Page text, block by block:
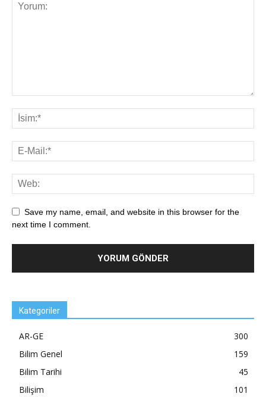
Save my name, email, and website in this browser for the
next time I comment.
Kategoriler
AR-GE
300
Bilim Genel
159
Bilim Tarihi
45
Bilişim
101